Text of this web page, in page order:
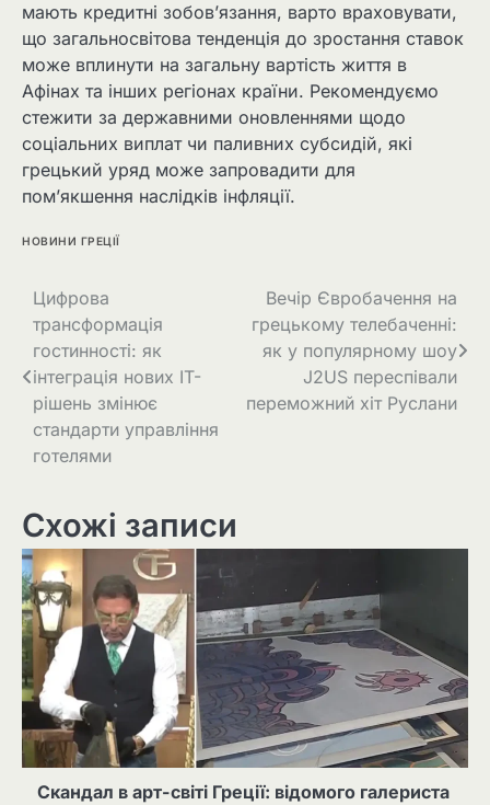
мають кредитні зобов’язання, варто враховувати,
що загальносвітова тенденція до зростання ставок
може вплинути на загальну вартість життя в
Афінах та інших регіонах країни. Рекомендуємо
стежити за державними оновленнями щодо
соціальних виплат чи паливних субсидій, які
грецький уряд може запровадити для
пом’якшення наслідків інфляції.
НОВИНИ ГРЕЦІЇ
Цифрова
трансформація
гостинності: як
інтеграція нових IT-
рішень змінює
стандарти управління
готелями
Вечір Євробачення на
грецькому телебаченні:
як у популярному шоу
J2US переспівали
переможний хіт Руслани
Схожі записи
Скандал в арт-світі Греції: відомого галериста